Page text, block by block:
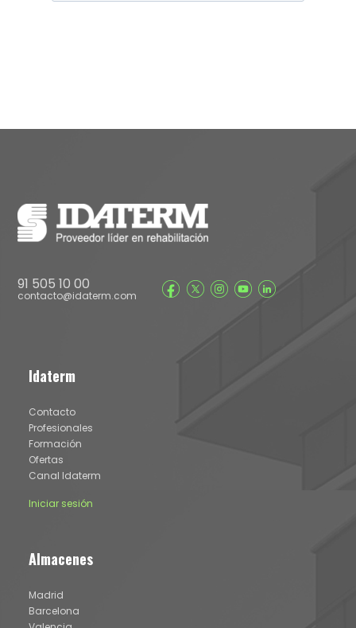
91 505 10 00
contacto@idaterm.com
Idaterm
Contacto
Profesionales
Formación
Ofertas
Canal Idaterm
Iniciar sesión
Almacenes
Madrid
Barcelona